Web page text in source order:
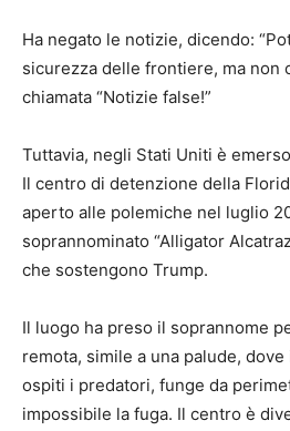
Ha negato le notizie, dicendo:
sicurezza delle frontiere, ma non
chiamata “Notizie false!”
Tuttavia, negli Stati Uniti è
Il centro di detenzione della
aperto alle polemiche nel luglio
soprannominato “Alligator
che sostengono Trump.
Il luogo ha preso il soprannome
remota, simile a una palude,
ospiti i predatori, funge da
impossibile la fuga. Il centro è